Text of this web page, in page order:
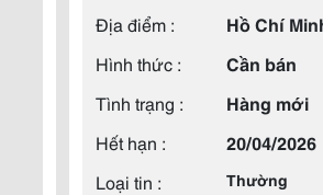
Địa điểm :
Hồ Chí
Hình thức :
Cần bán
Tình trạng :
Hàng mới
Hết hạn :
20/04/2026
Loại tin :
Thường